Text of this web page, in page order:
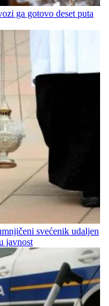
ga gotovo deset puta
svećenik udaljen
javnost